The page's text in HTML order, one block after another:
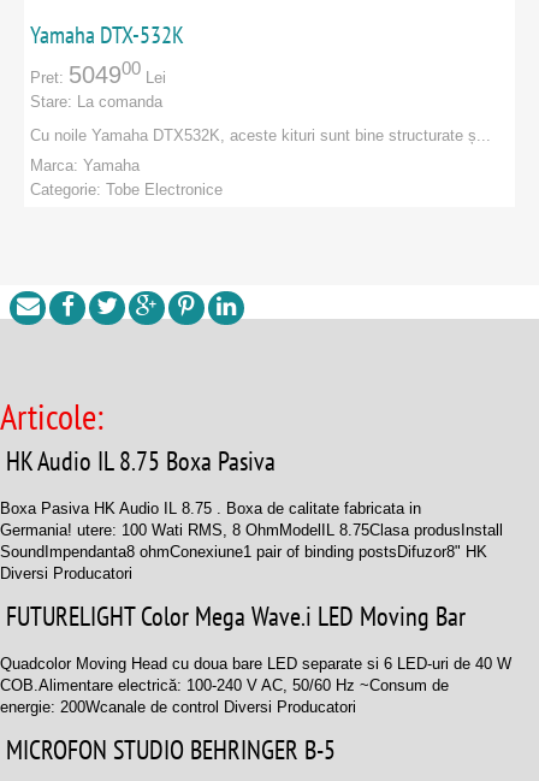
Yamaha DTX-532K
Pret: 504900 Lei
Stare: La comanda
Cu noile Yamaha DTX532K , aceste kituri sunt bine structurate ș...
Marca: Yamaha
Categorie: Tobe Electronice
Articole:
HK Audio IL 8.75 Boxa Pasiva
Boxa Pasiva HK Audio IL 8.75 . Boxa de calitate fabricata in
Germania! utere: 100 Wati RMS, 8 Ohm ModelIL 8.75Clasa produsInstall
SoundImpendanta8 ohmConexiune1 pair of binding postsDifuzor8" HK
Diversi Producatori
FUTURELIGHT Color Mega Wave.i LED Moving Bar
Quadcolor Moving Head cu doua bare LED separate si 6 LED-uri de 40 W
COB.Alimentare electrică: 100-240 V AC, 50/60 Hz ~ Consum de
energie: 200Wcanale de control Diversi Producatori
MICROFON STUDIO BEHRINGER B-5